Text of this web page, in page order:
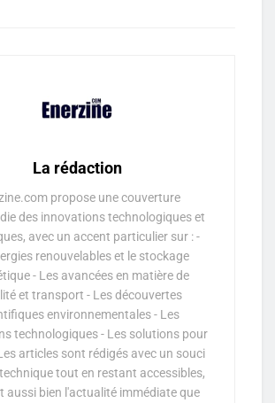
La rédaction
propose une couverture
des innovations technologiques et
avec un accent particulier sur : -
renouvelables et le stockage
- Les avancées en matière de
et transport - Les découvertes
environnementales - Les
technologiques - Les solutions pour
articles sont rédigés avec un souci
tout en restant accessibles,
aussi bien l'actualité immédiate que